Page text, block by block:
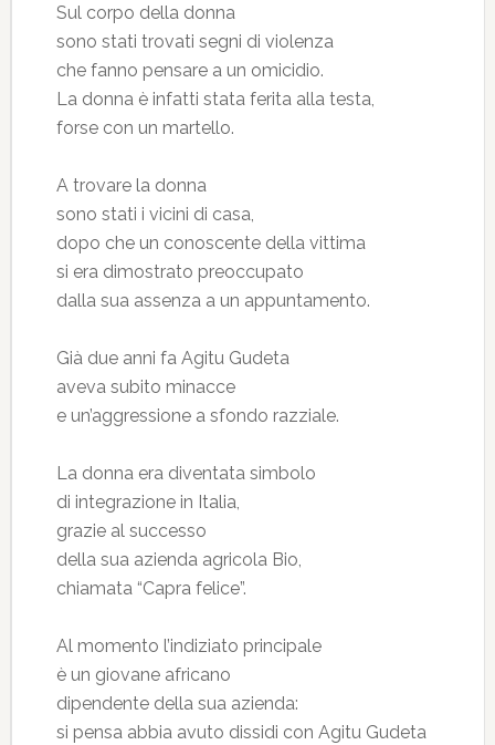
Sul corpo della donna
sono stati trovati segni di violenza
che fanno pensare a un omicidio.
La donna è infatti stata ferita alla testa,
forse con un martello.
A trovare la donna
sono stati i vicini di casa,
dopo che un conoscente della vittima
si era dimostrato preoccupato
dalla sua assenza a un appuntamento.
Già due anni fa Agitu Gudeta
aveva subito minacce
e un’aggressione a sfondo razziale.
La donna era diventata simbolo
di integrazione in Italia,
grazie al successo
della sua azienda agricola Bio,
chiamata “Capra felice”.
Al momento l’indiziato principale
è un giovane africano
dipendente della sua azienda:
si pensa abbia avuto dissidi con Agitu Gudeta